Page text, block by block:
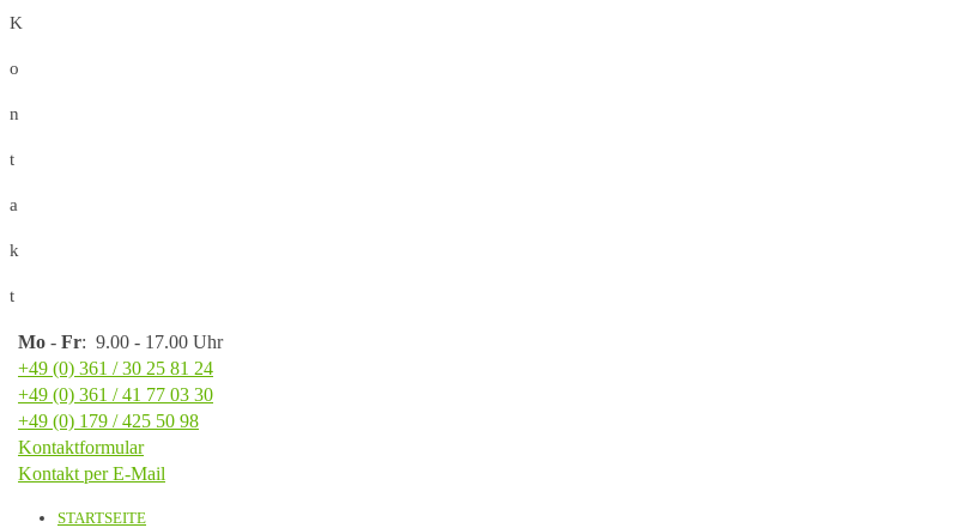
K
o
n
t
a
k
t
Mo - Fr: 9.00 - 17.00 Uhr
+49 (0) 361 / 30 25 81 24
+49 (0) 361 / 41 77 03 30
+49 (0) 179 / 425 50 98
Kontaktformular
Kontakt per E-Mail
STARTSEITE